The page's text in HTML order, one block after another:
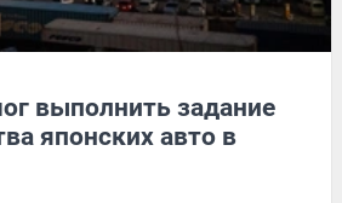
выполнить задание
японских авто в